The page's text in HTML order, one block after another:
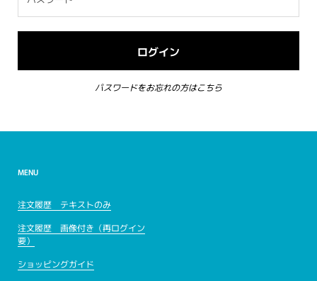
パスワードをお忘れの方はこちら
MENU
注文履歴 テキストのみ
注文履歴 画像付き（再ログイン
要）
ショッピングガイド